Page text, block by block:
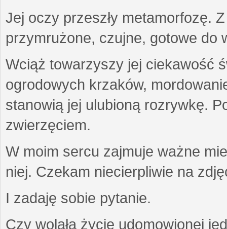
Jej oczy przeszły metamorfozę.
przymrużone, czujne, gotowe do
Wciąż towarzyszy jej ciekawość
ogrodowych krzaków,
stanowią jej ulubioną rozrywkę.
zwierzęciem.
W moim sercu zajmuje ważne
niej. Czekam niecierpliwie na
I zadaję sobie pytanie.
Czy wolała życie udomowionej